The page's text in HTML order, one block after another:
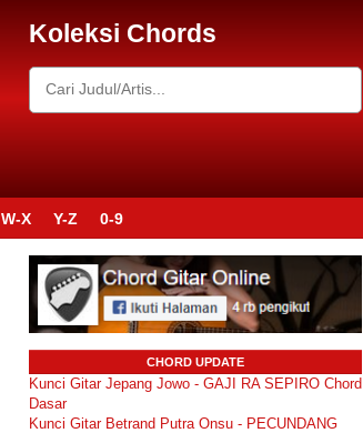
Koleksi Chords
W-X Y-Z 0-9
CHORD UPDATE
Kunci Gitar Jepang Jowo - GAJI RA SEPIRO Chord
Dasar
Kunci Gitar Betrand Putra Onsu - PECUNDANG